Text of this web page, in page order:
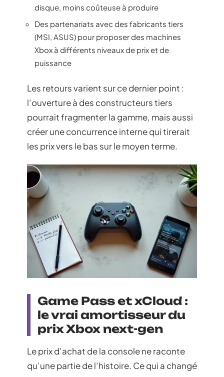
disque, moins coûteuse à produire
Des partenariats avec des fabricants tiers
(MSI, ASUS) pour proposer des machines
Xbox à différents niveaux de prix et de
puissance
Les retours varient sur ce dernier point :
l’ouverture à des constructeurs tiers
pourrait fragmenter la gamme, mais aussi
créer une concurrence interne qui tirerait
les prix vers le bas sur le moyen terme.
Game Pass et xCloud :
le vrai amortisseur du
prix Xbox next-gen
Le prix d’achat de la console ne raconte
qu’une partie de l’histoire. Ce qui a changé